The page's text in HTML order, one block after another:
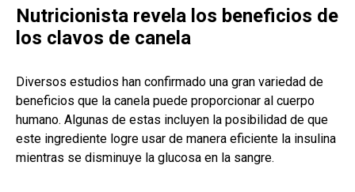
Nutricionista revela los beneficios de
los clavos de canela
Diversos estudios han confirmado una gran variedad de
beneficios que la canela puede proporcionar al cuerpo
humano. Algunas de estas incluyen la posibilidad de que
este ingrediente logre usar de manera eficiente la insulina
mientras se disminuye la glucosa en la sangre.